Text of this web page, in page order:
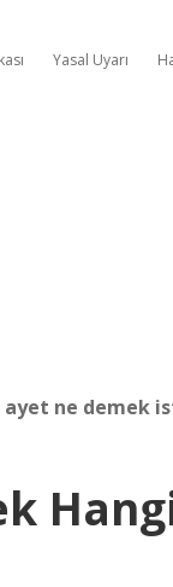
Yasal Uyarı
ayet ne demek